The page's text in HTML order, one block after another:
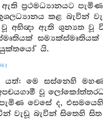
ප්‍රථමධ්‍යානයට
කළ බැවින්
අභිඥා ඇති ශුන්‍යත වූ
යි.
මෙ සස්නෙහි
වූ
වෙසේ ද,
වැඩූ බැවින් සිතෙහි